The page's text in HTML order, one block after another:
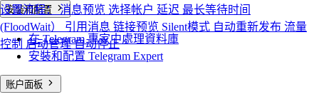
安裝和配置
在 Telegram 專家中處理資料庫
安裝和配置 Telegram Expert
账户面板
设置流程：消息预览 选择帐户 延迟 最长等待时间
(FloodWait） 引用消息 链接预览 Silent模式 自动重新发布 流量
控制 启动管理自动停止